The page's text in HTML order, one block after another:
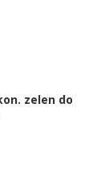
zelen do